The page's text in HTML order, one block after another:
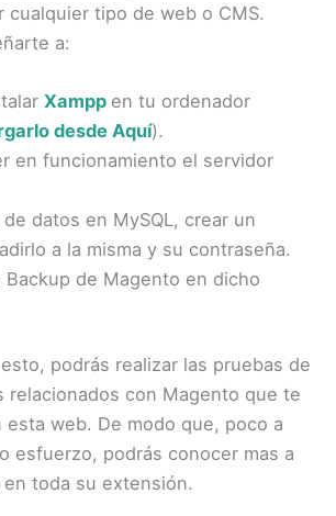
cualquier tipo de web o CMS.
a:
Xampp en tu ordenador
desde Aquí).
en funcionamiento el servidor
datos en MySQL, crear un
a la misma y su contraseña.
Backup de Magento en dicho
podrás realizar las pruebas de
relacionados con Magento que te
esta web. De modo que, poco a
esfuerzo, podrás conocer mas a
toda su extensión.